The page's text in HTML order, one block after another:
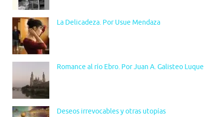
La Delicadeza. Por Usue Mendaza
Romance al río Ebro. Por Juan A. Galisteo Luque
Deseos irrevocables y otras utopías